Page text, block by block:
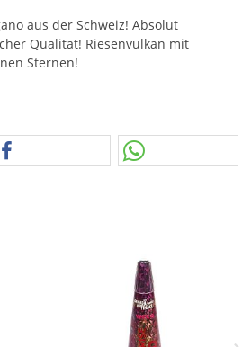
aus der Schweiz! Absolut
Qualität! Riesenvulkan mit
Sternen!